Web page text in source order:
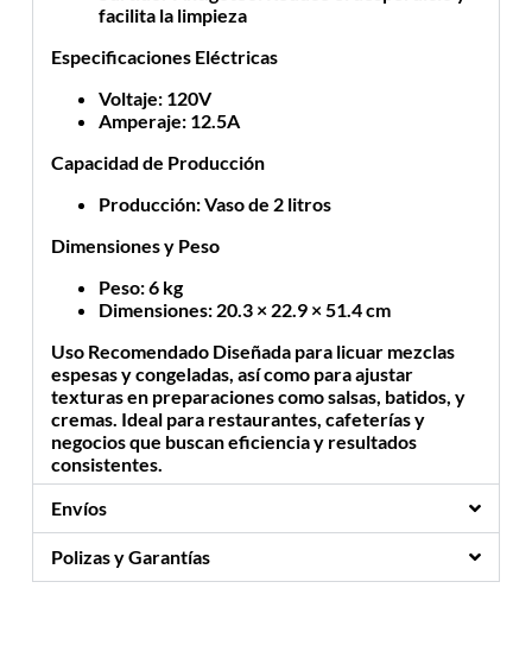
facilita la limpieza
Especificaciones Eléctricas
Voltaje: 120V
Amperaje: 12.5A
Capacidad de Producción
Producción: Vaso de 2 litros
Dimensiones y Peso
Peso: 6 kg
Dimensiones: 20.3 × 22.9 × 51.4 cm
Uso RecomendadoDiseñada para licuar mezclas
espesas y congeladas, así como para ajustar
texturas en preparaciones como salsas, batidos, y
cremas. Ideal para restaurantes, cafeterías y
negocios que buscan eficiencia y resultados
consistentes.
Envíos
Polizas y Garantías